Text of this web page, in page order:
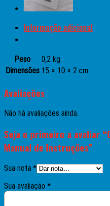
Informação adicional
Peso
0,2 kg
Dimensões 15 × 10 × 2 cm
Avaliações
Não há avaliações ainda.
Seja o primeiro a avaliar
Manual de Instruções”
Sua nota *
Sua avaliação *